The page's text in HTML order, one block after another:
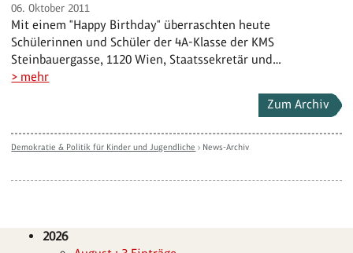
06. Oktober 2011
Mit einem "Happy Birthday" überraschten heute
Schülerinnen und Schüler der 4A-Klasse der KMS
Steinbauergasse, 1120 Wien, Staatssekretär und…
> mehr
Zum Archiv
Demokratie & Politik für Kinder und Jugendliche › News-Archiv
2026